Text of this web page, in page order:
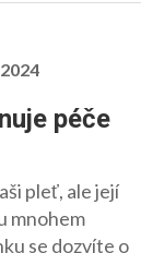
péče
pleť, ale její
mnohem
se dozvíte o